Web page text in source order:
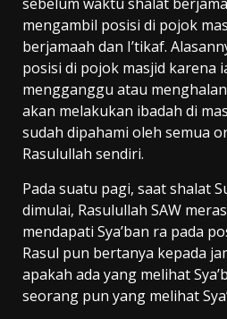
mengambil posisi di pojok
berjamaah dan I’tikaf.
posisi di pojok masjid karena
mengganggu atau
akan melakukan ibadah di
sudah dipahami oleh semua
Rasulullah sendiri.
Pada suatu pagi, saat shalat
dimulai, Rasulullah SAW
mendapati Sya’ban ra pada
Rasul pun bertanya kepada
apakah ada yang melihat
seorang pun yang melihat